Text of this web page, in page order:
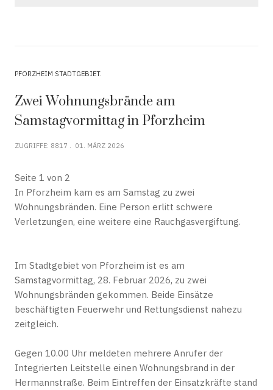
PFORZHEIM STADTGEBIET
Zwei Wohnungsbrände am
Samstagvormittag in Pforzheim
ZUGRIFFE: 8817 01. MÄRZ 2026
Seite 1 von 2
In Pforzheim kam es am Samstag zu zwei
Wohnungsbränden. Eine Person erlitt schwere
Verletzungen, eine weitere eine Rauchgasvergiftung.
Im Stadtgebiet von Pforzheim ist es am
Samstagvormittag, 28. Februar 2026, zu zwei
Wohnungsbränden gekommen. Beide Einsätze
beschäftigten Feuerwehr und Rettungsdienst nahezu
zeitgleich.
Gegen 10.00 Uhr meldeten mehrere Anrufer der
Integrierten Leitstelle einen Wohnungsbrand in der
Hermannstraße. Beim Eintreffen der Einsatzkräfte stand